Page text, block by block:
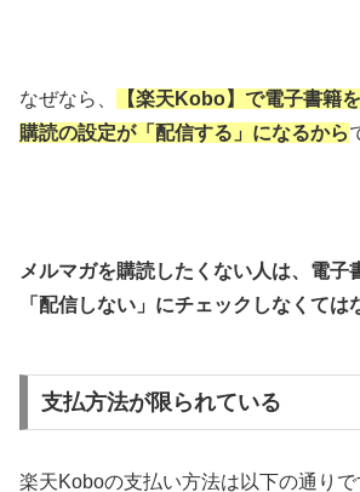
なぜなら、
【楽天Kobo】で電子書籍
購読の設定が「配信する」になるから
メルマガを購読したくない人は、電子
「配信しない」にチェックしなくては
支払方法が限られている
楽天Koboの支払い方法は以下の通りで